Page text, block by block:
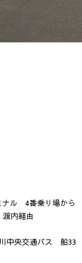
ナル 4番乗り場か
内経由
中央交通バス 船